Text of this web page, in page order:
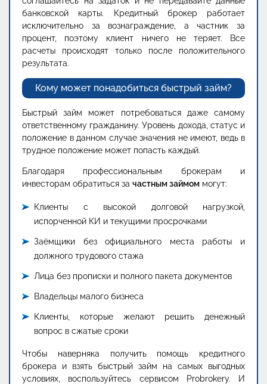
банковской карты. Кредитный брокер работает
исключительно за вознаграждение, а частник за
процент, поэтому клиент ничего не теряет. Все
расчеты происходят только после положительного
результата.
Кому может понадобиться быстрый займ?
Быстрый займ может потребоваться даже самому
ответственному гражданину. Уровень дохода, статус и
положение в данном случае значения не имеют, ведь в
трудное положение может попасть каждый.
Благодаря профессиональным брокерам и
инвесторам обратиться за частным займом могут:
Клиенты с высокой долговой нагрузкой,
испорченной КИ и текущими просрочками
Заёмщики без официального места работы и
должного трудового стажа
Лица без прописки и полного пакета документов
Владельцы малого бизнеса
Клиенты, которые желают решить денежный
вопрос в сжатые сроки
Чтобы наверняка получить помощь кредитного
брокера и взять быстрый займ на самых выгодных
условиях, воспользуйтесь сервисом Probrokery. И